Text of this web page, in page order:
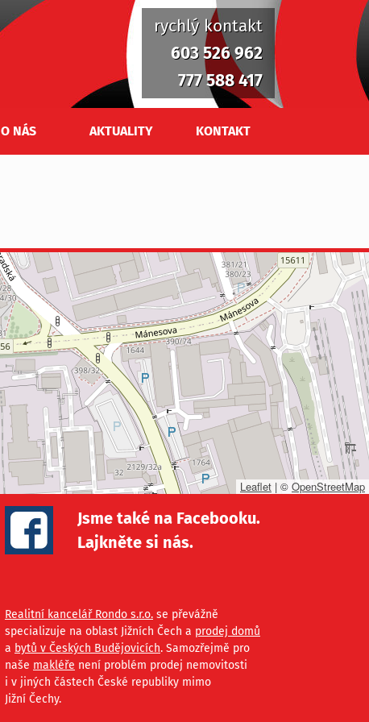
rychlý kontakt
603 526 962
777 588 417
O NÁS AKTUALITY KONTAKT
Leaflet | © OpenStreetMap
Jsme také na Facebooku.
Lajkněte si nás.
Realitní kancelář Rondo s.r.o. se převážně
specializuje na oblast Jižních Čech a prodej domů
a bytů v Českých Budějovicích. Samozřejmě pro
naše makléře není problém prodej nemovitosti
i v jiných částech České republiky mimo
Jižní Čechy.